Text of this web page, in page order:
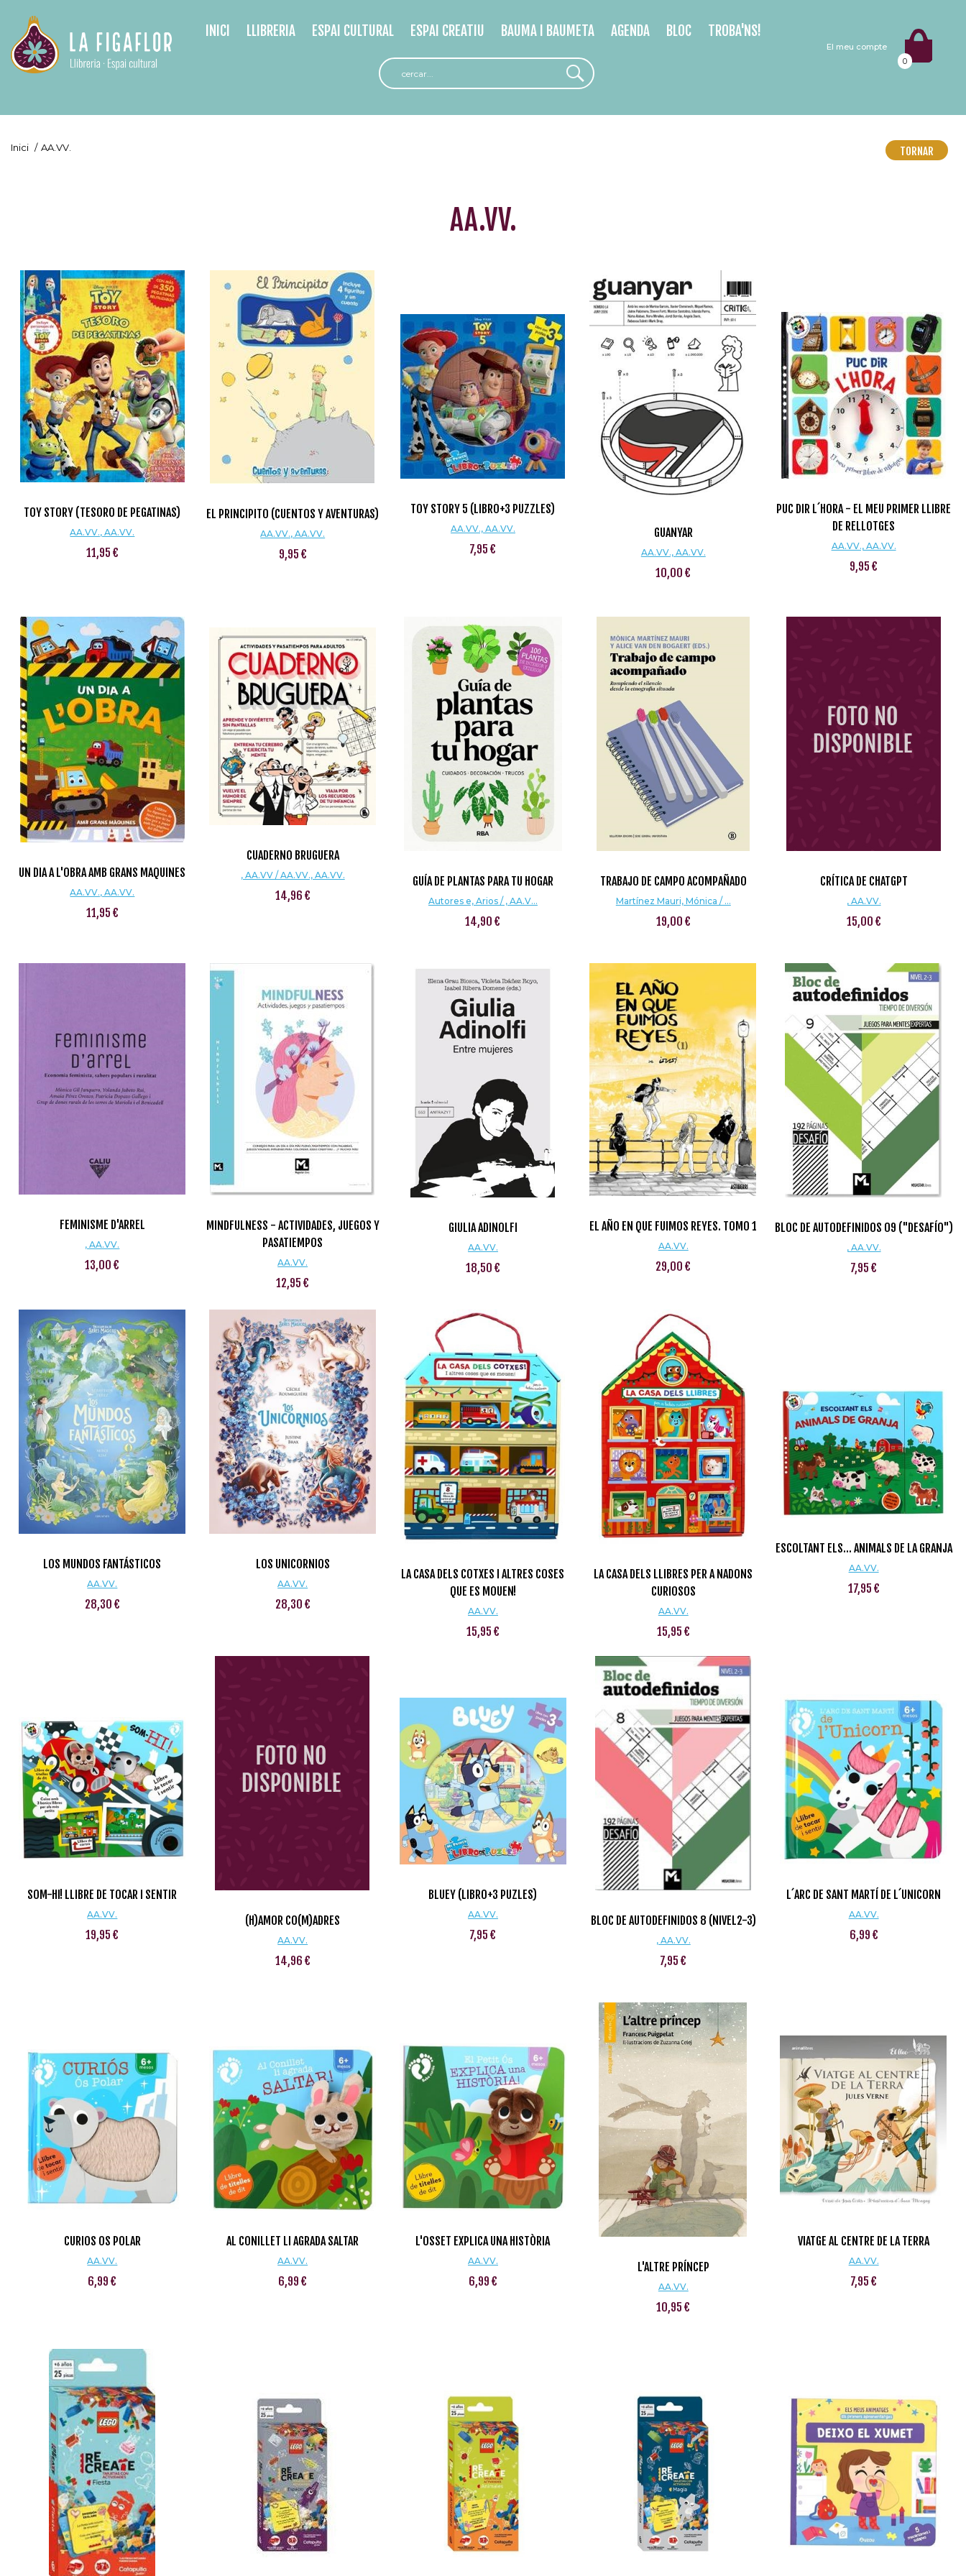
El meu compte
0
INICI LLIBRERIA ESPAI CULTURAL ESPAI CREATIU BAUMA I BAUMETA AGENDA BLOC TROBA'NS!
Inici / AA.VV. TORNAR
AA.VV.
TOY STORY (TESORO DE PEGATINAS)
AA.VV., AA.VV.
11,95 €
EL PRINCIPITO (CUENTOS Y AVENTURAS)
AA.VV., AA.VV.
9,95 €
TOY STORY 5 (LIBRO+3 PUZZLES)
AA.VV., AA.VV.
7,95 €
GUANYAR
AA.VV., AA.VV.
10,00 €
PUC DIR L´HORA - EL MEU PRIMER LLIBRE
DE RELLOTGES
AA.VV., AA.VV.
9,95 €
UN DIA A L'OBRA AMB GRANS MAQUINES
AA.VV., AA.VV.
11,95 €
CUADERNO BRUGUERA
, AA.VV / AA.VV., AA.VV.
14,96 €
GUÍA DE PLANTAS PARA TU HOGAR
Autores e, Arios / , AA.V...
14,90 €
TRABAJO DE CAMPO ACOMPAÑADO
Martínez Mauri, Mónica / ...
19,00 €
CRÍTICA DE CHATGPT
, AA.VV.
15,00 €
FEMINISME D'ARREL
, AA.VV.
13,00 €
MINDFULNESS - ACTIVIDADES, JUEGOS Y
PASATIEMPOS
AA.VV.
12,95 €
GIULIA ADINOLFI
AA.VV.
18,50 €
EL AÑO EN QUE FUIMOS REYES. TOMO 1
AA.VV.
29,00 €
BLOC DE AUTODEFINIDOS 09 ("DESAFÍO")
, AA.VV.
7,95 €
LOS MUNDOS FANTÁSTICOS
AA.VV.
28,30 €
LOS UNICORNIOS
AA.VV.
28,30 €
LA CASA DELS COTXES I ALTRES COSES
QUE ES MOUEN!
AA.VV.
15,95 €
LA CASA DELS LLIBRES PER A NADONS
CURIOSOS
AA.VV.
15,95 €
ESCOLTANT ELS... ANIMALS DE LA GRANJA
AA.VV.
17,95 €
SOM-HI! LLIBRE DE TOCAR I SENTIR
AA.VV.
19,95 €
(H)AMOR CO(M)ADRES
AA.VV.
14,96 €
BLUEY (LIBRO+3 PUZLES)
AA.VV.
7,95 €
BLOC DE AUTODEFINIDOS 8 (NIVEL2-3)
, AA.VV.
7,95 €
L´ARC DE SANT MARTÍ DE L´UNICORN
AA.VV.
6,99 €
CURIOS OS POLAR
AA.VV.
6,99 €
AL CONILLET LI AGRADA SALTAR
AA.VV.
6,99 €
L'OSSET EXPLICA UNA HISTÒRIA
AA.VV.
6,99 €
L'ALTRE PRÍNCEP
AA.VV.
10,95 €
VIATGE AL CENTRE DE LA TERRA
AA.VV.
7,95 €